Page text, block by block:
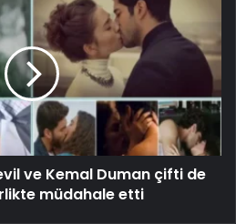
ve Kemal Duman çifti de
müdahale etti